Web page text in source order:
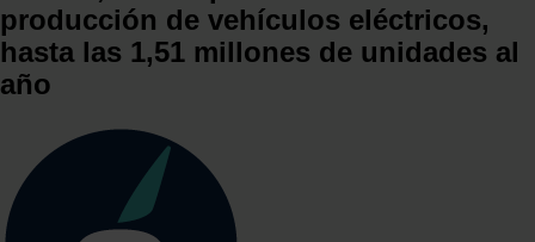
producción de vehículos eléctricos,
hasta las 1,51 millones de unidades al
año